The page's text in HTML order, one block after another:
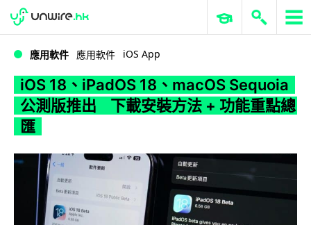
WWDC 2026 ERP 與商業 AI
應用軟件 應用軟件 iOS App
iOS 18、iPadOS 18、macOS Sequoia
公測版推出 下載安裝方法 + 功能重點總
匯